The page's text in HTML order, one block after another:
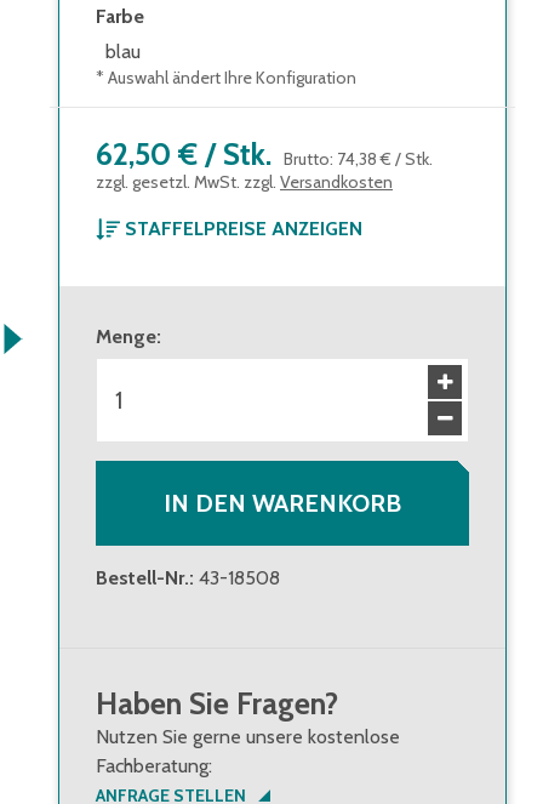
Farbe
blau
* Auswahl ändert Ihre Konfiguration
62,50 € / Stk. Brutto: 74,38 € /Stk.
zzgl. gesetzl. MwSt. zzgl. Versandkosten
STAFFELPREISE ANZEIGEN
ab 16 Stück
Menge:
IN DEN WARENKORB
Bestell-Nr.: 43-18508
Haben Sie Fragen?
Nutzen Sie gerne unsere kostenlose
Fachberatung:
ANFRAGE STELLEN